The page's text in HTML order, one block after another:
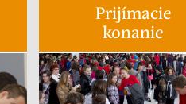
Prijímacie
konanie